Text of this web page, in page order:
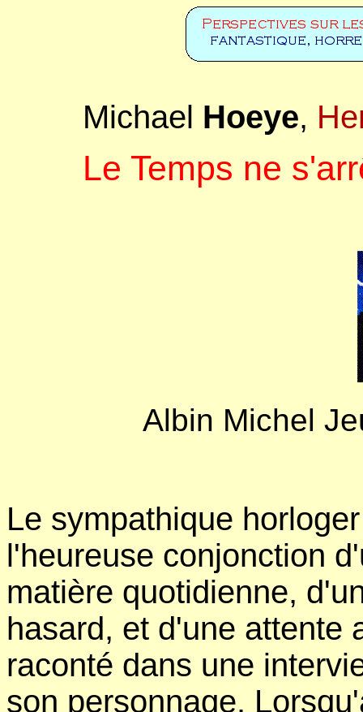
Michael Hoeye,
Le Temps ne
Albin Michel
Le sympathique
l'heureuse conjonction
matière quotidienne,
hasard, et d'une attente
raconté dans une
son personnage.